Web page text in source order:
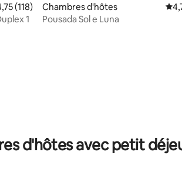
: 4,86 sur 5
moyenne sur la base de 118
(118)
1
Chambres d'hôtes
Pousada Sol e Luna
d'hôtes avec petit